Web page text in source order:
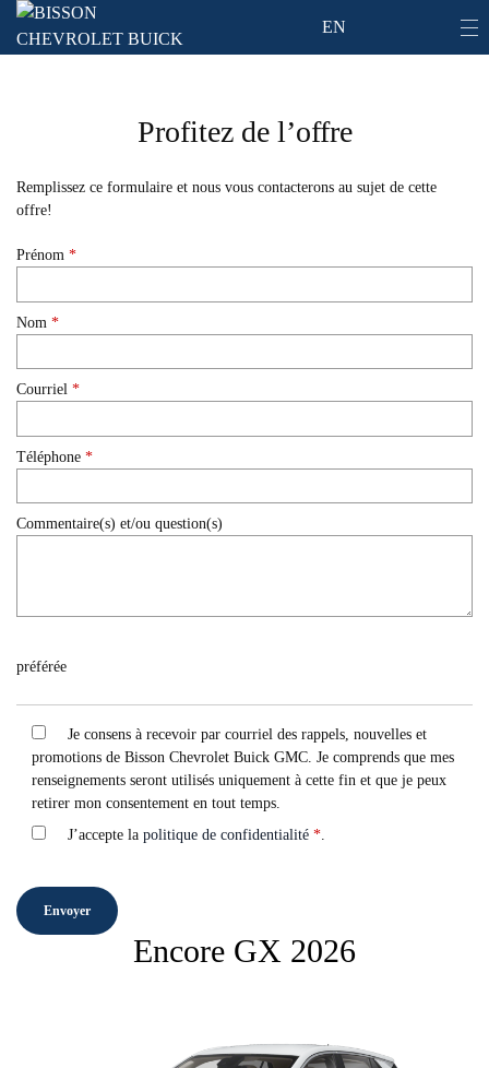
EN
Profitez de l’offre
Remplissez ce formulaire et nous vous contacterons au sujet de cette
offre!
Prénom *
Nom *
Courriel *
Téléphone *
Commentaire(s) et/ou question(s)
préférée
Je consens à recevoir par courriel des rappels, nouvelles et
promotions de Bisson Chevrolet Buick GMC. Je comprends que mes
renseignements seront utilisés uniquement à cette fin et que je peux
retirer mon consentement en tout temps.
J’accepte la politique de confidentialité *
Encore GX 2026